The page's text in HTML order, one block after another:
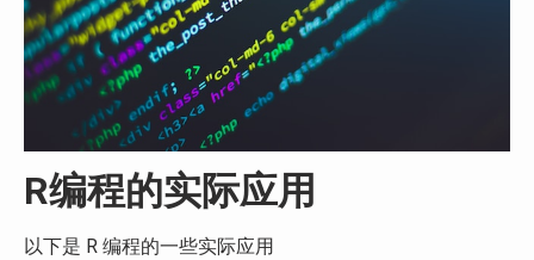
R编程的实际应用
以下是 R 编程的一些实际应用